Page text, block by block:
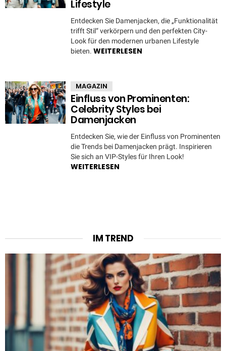
Lifestyle
Entdecken Sie Damenjacken, die „Funktionalität
trifft Stil“ verkörpern und den perfekten City-
Look für den modernen urbanen Lifestyle
bieten. WEITERLESEN
MAGAZIN
Einfluss von Prominenten:
Celebrity Styles bei
Damenjacken
Entdecken Sie, wie der Einfluss von Prominenten
die Trends bei Damenjacken prägt. Inspirieren
Sie sich an VIP-Styles für Ihren Look!
WEITERLESEN
IM TREND